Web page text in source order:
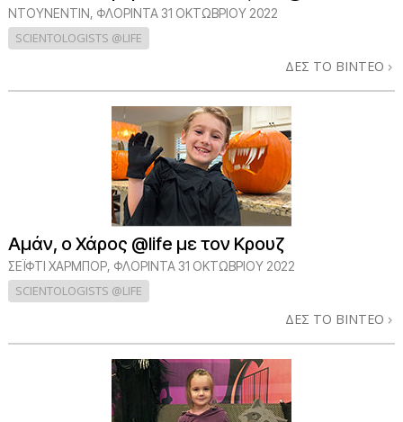
ΝΤΟΎΝΕΝΤΙΝ, ΦΛΌΡΙΝΤΑ31 ΟΚΤΩΒΡΙΟΥ 2022
SCIENTOLOGISTS @LIFE
ΔΕΣ ΤΟ ΒΙΝΤΕΟ
Αμάν, ο Χάρος @life με τον Κρουζ
ΣΕΪΦΤΙ ΧΑΡΜΠΟΡ, ΦΛΟΡΙΝΤΑ31 ΟΚΤΩΒΡΙΟΥ 2022
SCIENTOLOGISTS @LIFE
ΔΕΣ ΤΟ ΒΙΝΤΕΟ